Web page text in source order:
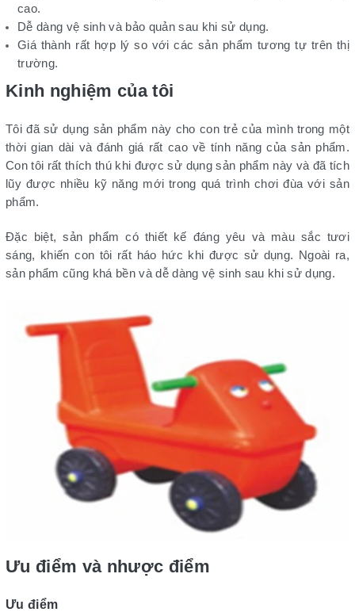
cao.
Dễ dàng vệ sinh và bảo quản sau khi sử dụng.
Giá thành rất hợp lý so với các sản phẩm tương tự trên thị
trường.
Kinh nghiệm của tôi
Tôi đã sử dụng sản phẩm này cho con trẻ của mình trong một
thời gian dài và đánh giá rất cao về tính năng của sản phẩm.
Con tôi rất thích thú khi được sử dụng sản phẩm này và đã tích
lũy được nhiều kỹ năng mới trong quá trình chơi đùa với sản
phẩm.
Đặc biệt, sản phẩm có thiết kế đáng yêu và màu sắc tươi
sáng, khiến con tôi rất háo hức khi được sử dụng. Ngoài ra,
sản phẩm cũng khá bền và dễ dàng vệ sinh sau khi sử dụng.
Ưu điểm và nhược điểm
Ưu điểm